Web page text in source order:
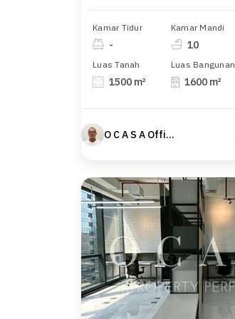
Kamar Tidur
-
Kamar Mandi
10
Luas Tanah
1500 m²
Luas Bangunan
1600 m²
O C A S A Official property perfected